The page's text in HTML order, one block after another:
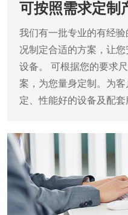
可按照需求定制
我们有一批专业的有经
况制定合适的方案，让
设备。
可根据您的要求
案，为您量身定制。为
定、性能好的设备及配套